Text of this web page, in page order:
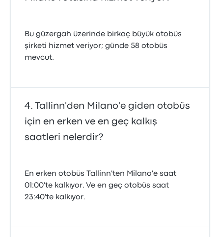
Bu güzergah üzerinde birkaç büyük otobüs
şirketi hizmet veriyor; günde 58 otobüs
mevcut.
Tallinn'den Milano'e giden otobüs
için en erken ve en geç kalkış
saatleri nelerdir?
En erken otobüs Tallinn'ten Milano'e saat
01:00'te kalkıyor. Ve en geç otobüs saat
23:40'te kalkıyor.